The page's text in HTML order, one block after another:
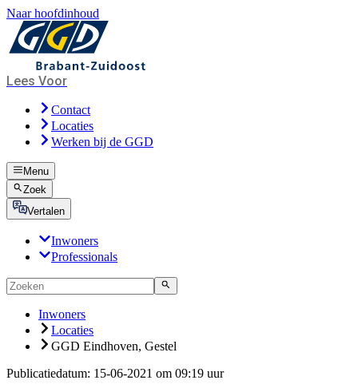
Naar hoofdinhoud
Lees Voor
Contact
Locaties
Werken bij de GGD
Menu
Zoek
Vertalen
Inwoners
Professionals
Inwoners
Locaties
GGD Eindhoven, Gestel
Publicatiedatum: 15-06-2021 om 09:19 uur